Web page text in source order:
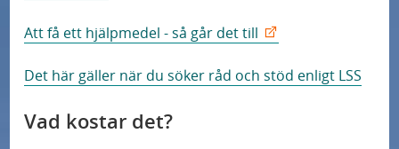
Att få ett hjälpmedel - så går det till
Det här gäller när du söker råd och stöd enligt LSS
Vad kostar det?